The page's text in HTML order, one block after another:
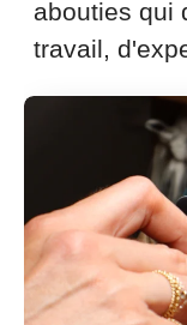
abouties qui
travail,